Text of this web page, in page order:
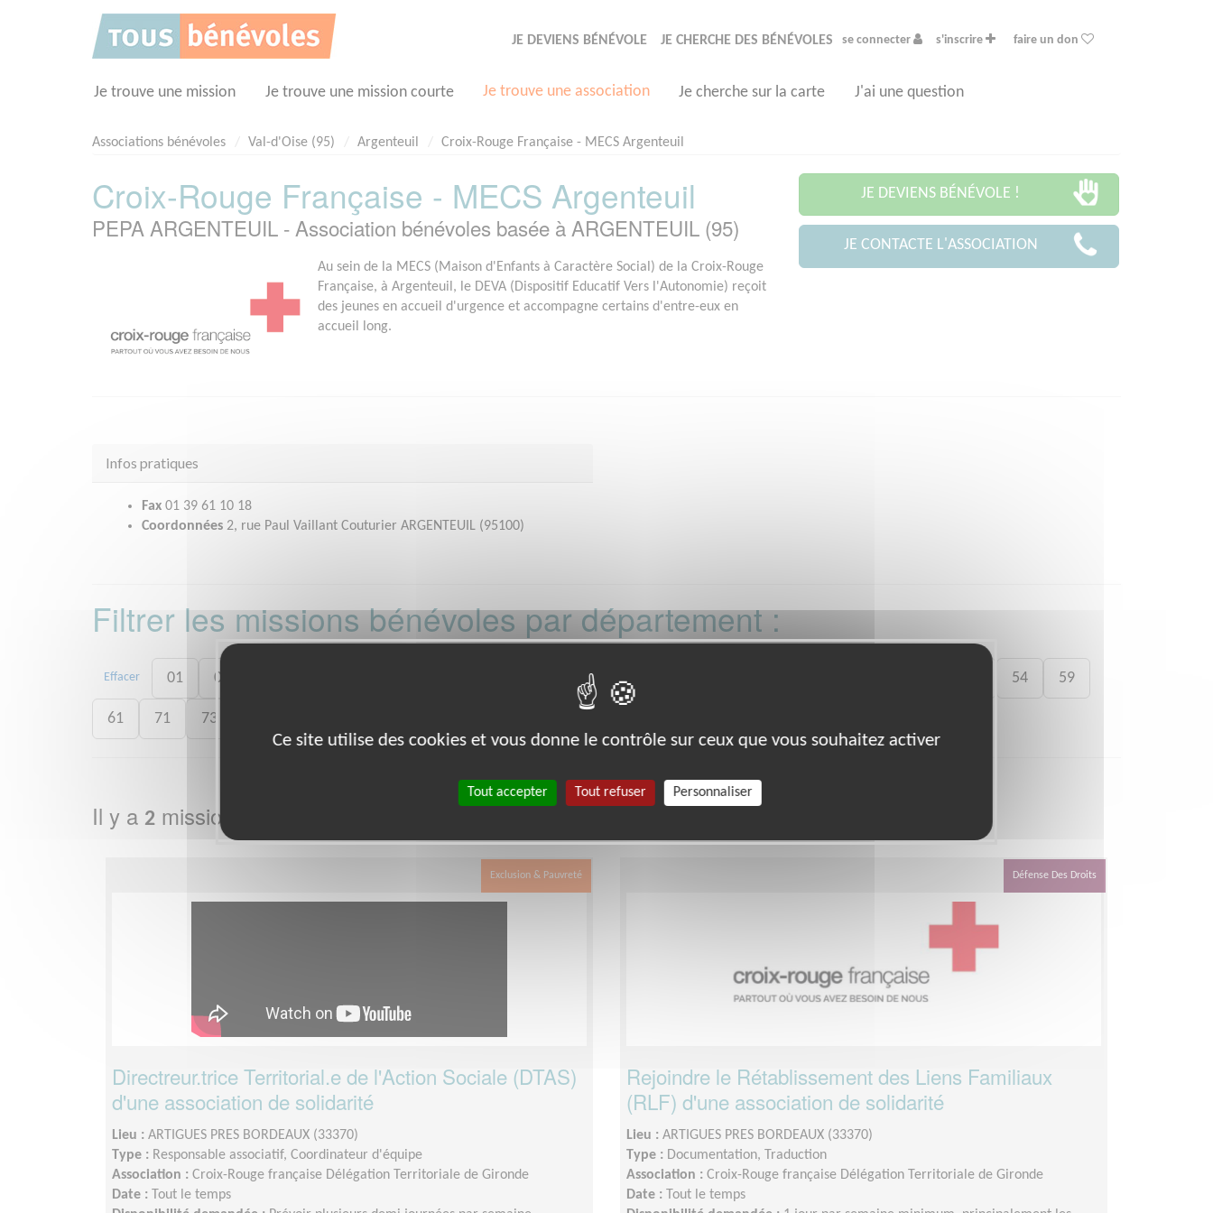
JE DEVIENS BÉNÉVOLE JE CHERCHE DES BÉNÉVOLES se connecter s'inscrire faire un don
Je trouve une mission Je trouve une mission courte Je trouve une association Je cherche sur la carte J'ai une question
Associations bénévoles Val-d'Oise (95) Argenteuil Croix-Rouge Française - MECS Argenteuil
Croix-Rouge Française - MECS Argenteuil
PEPA ARGENTEUIL - Association bénévoles basée à ARGENTEUIL (95)
Au sein de la MECS (Maison d'Enfants à Caractère Social) de la Croix-Rouge
Française, à Argenteuil, le DEVA (Dispositif Educatif Vers l'Autonomie) reçoit
des jeunes en accueil d'urgence et accompagne certains d'entre-eux en
accueil long.
JE DEVIENS BÉNÉVOLE !
JE CONTACTE L'ASSOCIATION
Infos pratiques
Fax 01 39 61 10 18
Coordonnées 2, rue Paul Vaillant Couturier ARGENTEUIL (95100)
Filtrer les missions bénévoles par département :
Effacer 01 06 29 54 59
61 71 73
Il y a 2 missions bénévoles dans le département dans cette association
Exclusion & Pauvreté
Directreur.trice Territorial.e de l'Action Sociale (DTAS)
d'une association de solidarité
Lieu : ARTIGUES PRES BORDEAUX (33370)
Type : Responsable associatif, Coordinateur d'équipe
Association : Croix-Rouge française Délégation Territoriale de Gironde
Date :
Tout le temps
Défense Des Droits
Rejoindre le Rétablissement des Liens Familiaux
(RLF) d'une association de solidarité
Lieu : ARTIGUES PRES BORDEAUX (33370)
Type : Documentation, Traduction
Association : Croix-Rouge française Délégation Territoriale de Gironde
Date :
Tout le temps
Ce site utilise des cookies et vous donne le contrôle sur ceux que vous souhaitez activer
Tout accepter Tout refuser Personnaliser